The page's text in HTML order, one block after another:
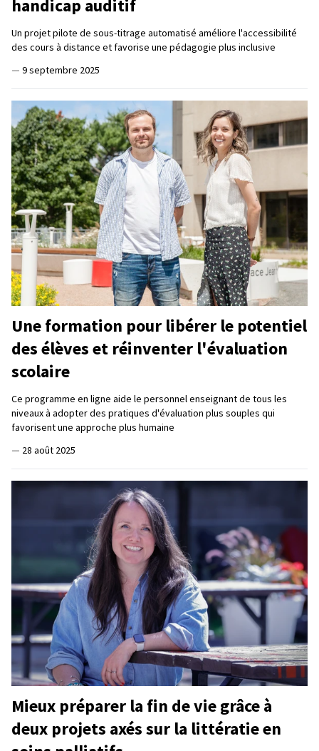
handicap auditif
Un projet pilote de sous-titrage automatisé améliore l'accessibilité
des cours à distance et favorise une pédagogie plus inclusive
— 9 septembre 2025
Une formation pour libérer le potentiel
des élèves et réinventer l'évaluation
scolaire
Ce programme en ligne aide le personnel enseignant de tous les
niveaux à adopter des pratiques d'évaluation plus souples qui
favorisent une approche plus humaine
— 28 août 2025
Mieux préparer la fin de vie grâce à
deux projets axés sur la littératie en